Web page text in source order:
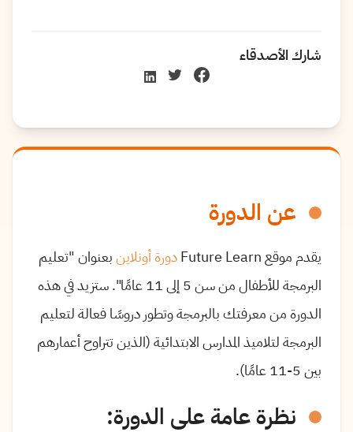
عن الدورة
يقدم موقع Future Learn دورة أونلاينبعنوان "تعليم
البرمجة للأطفال من سن 5 إلى 11 عامًا". ستزيد في هذه
الدورة من معرفتك بالبرمجة وتطور دروسًا فعالة لتعليم
البرمجة لتلاميذ المدارس الابتدائية (الذين تتراوح أعمارهم
بين 5-11 عامًا).
نظرة عامة على الدورة:
شارك الأصدقاء